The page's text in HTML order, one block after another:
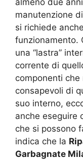
almeno due
manutenzione
si richiede
funzionamento.
una “lastra”
corrente di
componenti
consapevoli di
suo interno,
anche eseguire
che si possono
indica che la
Garbagnate